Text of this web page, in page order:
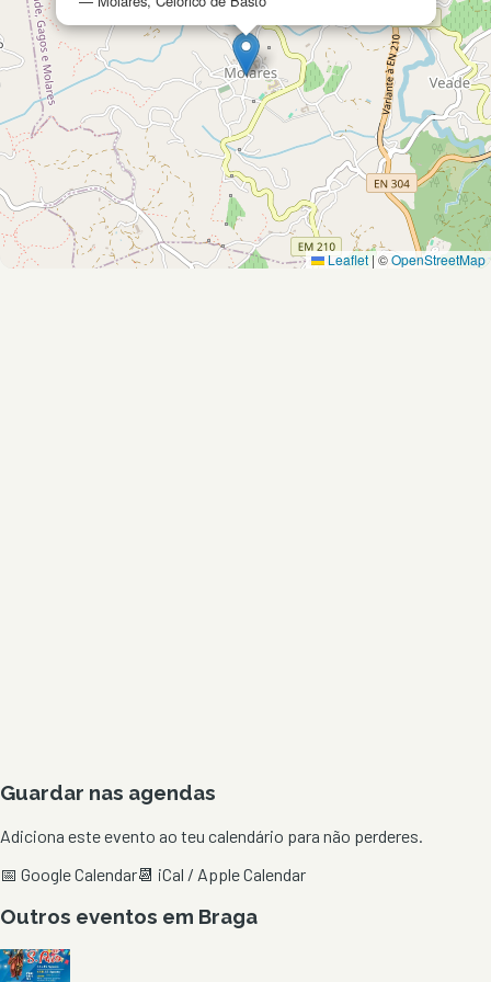
Leaflet |©OpenStreetMap
Guardar nas agendas
Adiciona este evento ao teu calendário para não perderes.
📅 Google Calendar📆 iCal / Apple Calendar
Outros eventos em Braga